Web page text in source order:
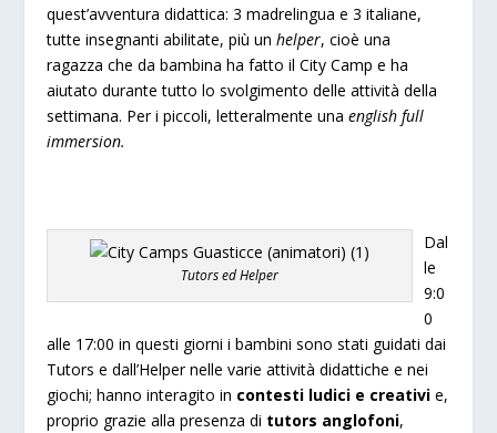
quest’avventura didattica: 3 madrelingua e 3 italiane,
tutte insegnanti abilitate, più unhelper, cioè una
ragazza che da bambina ha fatto il City Camp e ha
aiutato durante tutto lo svolgimento delle attività della
settimana. Per i piccoli, letteralmente unaenglish full
immersion.
Tutors ed Helper
Dal
le
9:0
0
alle 17:00 in questi giorni i bambini sono stati guidati dai
Tutors e dall’Helper nelle varie attività didattiche e nei
giochi; hanno interagito in contesti ludici e creativi e,
proprio grazie alla presenza di tutors anglofoni,